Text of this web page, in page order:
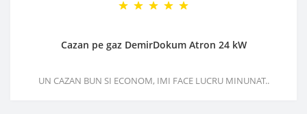
Cazan pe gaz DemirDokum Atron 24 kW
UN CAZAN BUN SI ECONOM, IMI FACE LUCRU MINUNAT..